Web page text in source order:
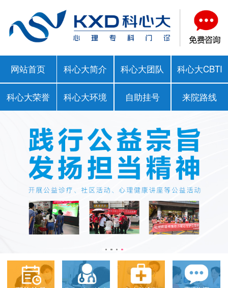
网站首页 科心大简介 科心大团队 科心大CBTI
科心大荣誉 科心大环境 自助挂号 来院路线